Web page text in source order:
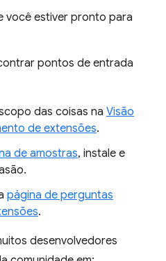
você estiver pronto para
pontos de entrada
das coisas na Visão
de extensões.
de amostras, instale e
página de perguntas
.
desenvolvedores